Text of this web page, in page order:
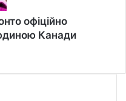
офіційно
Канади